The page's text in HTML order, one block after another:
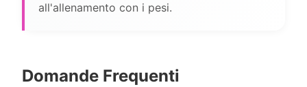
all'allenamento con i pesi.
Domande Frequenti